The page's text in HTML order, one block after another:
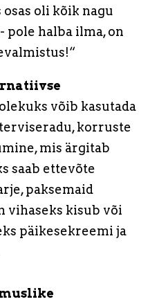
oli kõik nagu
pole halba ilma, on
võib kasutada
korruste
mis ärgitab
saab ettevõte
paksemaid
vihaseks kisub või
päikesekreemi ja